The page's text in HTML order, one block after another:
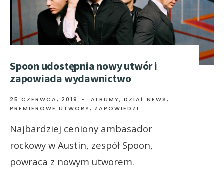
Spoon udostępnia nowy utwór i
zapowiada wydawnictwo
25 CZERWCA, 2019 • ALBUMY, DZIAŁ NEWS,
PREMIEROWE UTWORY, ZAPOWIEDZI
Najbardziej ceniony ambasador
rockowy w Austin, zespół Spoon,
powraca z nowym utworem.